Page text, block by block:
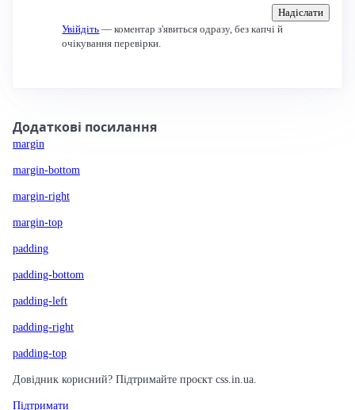
Надіслати
Увійдіть — коментар з'явиться одразу, без капчі й
очікування перевірки.
Додаткові посилання
margin
margin-bottom
margin-right
margin-top
padding
padding-bottom
padding-left
padding-right
padding-top
Довідник корисний? Підтримайте проєкт css.in.ua.
Підтримати